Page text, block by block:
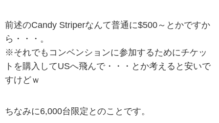
前述のCandy Striperなんて普通に$500～とかですか
ら・・・。
※それでもコンベンションに参加するためにチケッ
トを購入してUSへ飛んで・・・とか考えると安いで
すけどｗ
ちなみに6,000台限定とのことです。